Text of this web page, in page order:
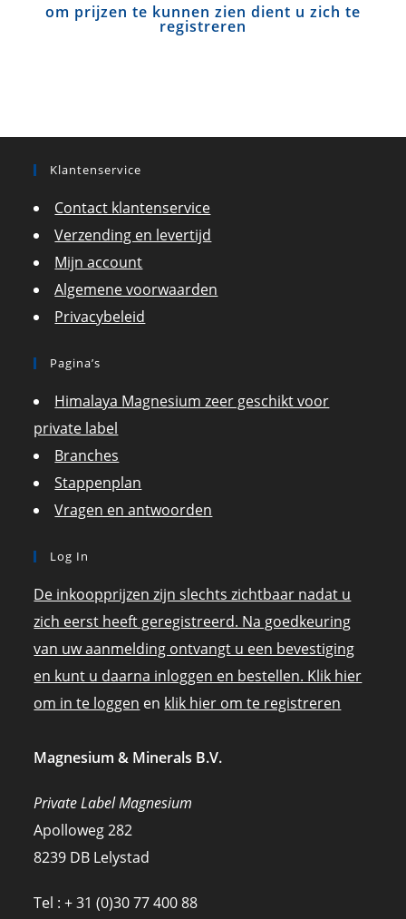
om prijzen te kunnen zien dient u zich te
registreren
Klantenservice
Contact klantenservice
Verzending en levertijd
Mijn account
Algemene voorwaarden
Privacybeleid
Pagina’s
Himalaya Magnesium zeer geschikt voor
private label
Branches
Stappenplan
Vragen en antwoorden
Log In
De inkoopprijzen zijn slechts zichtbaar nadat u
zich eerst heeft geregistreerd. Na goedkeuring
van uw aanmelding ontvangt u een bevestiging
en kunt u daarna inloggen en bestellen. Klik hier
om in te loggen en klik hier om te registreren
Magnesium & Minerals B.V.
Private Label Magnesium
Apolloweg 282
8239 DB Lelystad
Tel : + 31 (0)30 77 400 88